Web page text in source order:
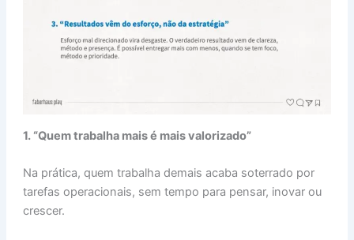
1. “Quem trabalha mais é mais valorizado”
Na prática, quem trabalha demais acaba soterrado por
tarefas operacionais, sem tempo para pensar, inovar ou
crescer.